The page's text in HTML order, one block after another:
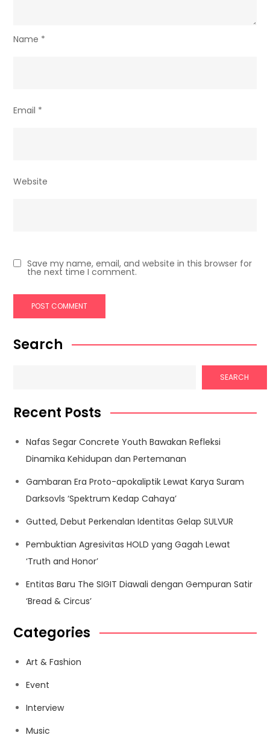
Name *
Email *
Website
Save my name, email, and website in this browser for
the next time I comment.
Search
SEARCH
Recent Posts
Nafas Segar Concrete Youth Bawakan Refleksi
Dinamika Kehidupan dan Pertemanan
Gambaran Era Proto-apokaliptik Lewat Karya Suram
Darksovls ‘Spektrum Kedap Cahaya’
Gutted, Debut Perkenalan Identitas Gelap SULVUR
Pembuktian Agresivitas HOLD yang Gagah Lewat
‘Truth and Honor’
Entitas Baru The SIGIT Diawali dengan Gempuran Satir
‘Bread & Circus’
Categories
Art & Fashion
Event
Interview
Music